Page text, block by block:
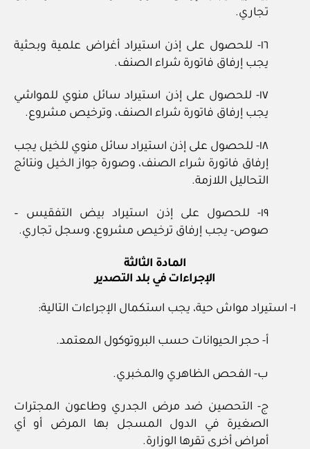
تجاري.
١٦- للحصول على إذن استيراد أغراض علمية وبحثية
يجب إرفاق فاتورة شراء الصنف.
١٧- للحصول على إذن استيراد سائل منوي للمواشي
يجب إرفاق فاتورة شراء الصنف، وترخيص مشروع.
١٨- للحصول على إذن استيراد سائل منوي للخيل يجب
إرفاق فاتورة شراء الصنف، وصورة جواز الخيل ونتائج
التحاليل اللازمة.
١٩- للحصول على إذن استيراد بيض التفقيس –
صوص- يجب إرفاق ترخيص مشروع، وسجل تجاري.
المادة الثالثة
الإجراءات في بلد التصدير
١- استيراد مواش حية، يجب استكمال الإجراءات التالية:
أ- حجر الحيوانات حسب البروتوكول المعتمد.
ب- الفحص الظاهري والمخبري.
ج- التحصين ضد مرض الجدري وطاعون المجترات
الصغيرة في الدول المسجل بها المرض أو أي
أمراض أخرى تقرها الوزارة.